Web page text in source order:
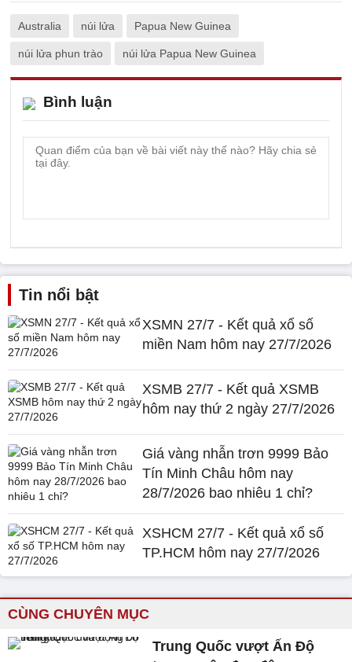
Australia núi lửa Papua New Guinea
núi lửa phun trào núi lửa Papua New Guinea
Bình luận
Tin nổi bật
XSMN 27/7 - Kết quả xổ số
miền Nam hôm nay 27/7/2026
XSMB 27/7 - Kết quả XSMB
hôm nay thứ 2 ngày 27/7/2026
Giá vàng nhẫn trơn 9999 Bảo
Tín Minh Châu hôm nay
28/7/2026 bao nhiêu 1 chỉ?
XSHCM 27/7 - Kết quả xổ số
TP.HCM hôm nay 27/7/2026
CÙNG CHUYÊN MỤC
Trung Quốc vượt Ấn Độ